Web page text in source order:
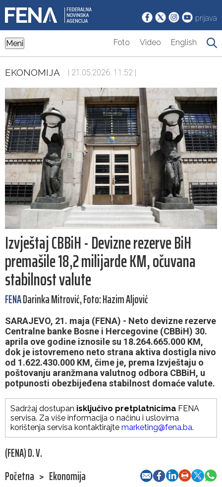
prijava
Meni Foto Video English
EKONOMIJA | 21.05.2026. 11:52 |
Izvještaj CBBiH - Devizne rezerve BiH
premašile 18,2 milijarde KM, očuvana
stabilnost valute
FENADarinka Mitrović, Foto: Hazim Aljović
SARAJEVO, 21. maja (FENA) - Neto devizne rezerve
Centralne banke Bosne i Hercegovine (CBBiH) 30.
aprila ove godine iznosile su 18.264.665.000 KM,
dok je istovremeno neto strana aktiva dostigla nivo
od 1.622.430.000 KM, čime je, prema Izvještaju o
poštovanju aranžmana valutnog odbora CBBiH, u
potpunosti obezbijeđena stabilnost domaće valute.
Sadržaj dostupan isključivo pretplatnicima FENA
servisa. Za više informacija o načinu i uslovima
korištenja servisa kontaktirajte marketing@fena.ba.
(FENA) D. V.
Početna > Ekonomija